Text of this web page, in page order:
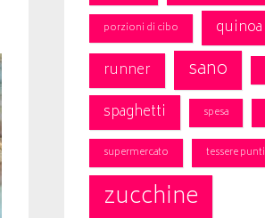
porzioni di cibo quinoa
runner sano
spaghetti spesa
supermercato tessere punti
zucchine